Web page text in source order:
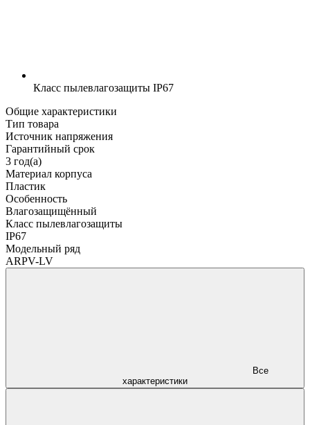
Класс пылевлагозащиты IP67
Общие характеристики
Тип товара
Источник напряжения
Гарантийный срок
3 год(а)
Материал корпуса
Пластик
Особенность
Влагозащищённый
Класс пылевлагозащиты
IP67
Модельный ряд
ARPV-LV
характеристики